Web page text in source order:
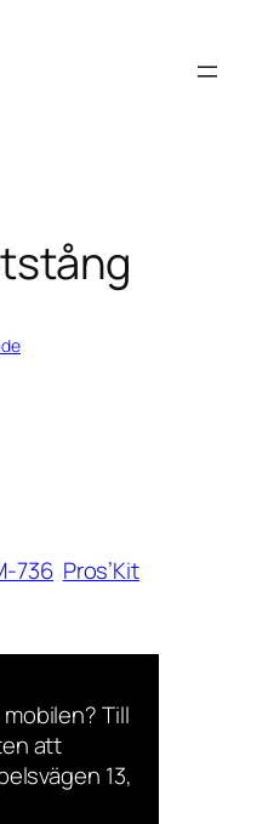
736 Pros’Kit
Till
att
13,